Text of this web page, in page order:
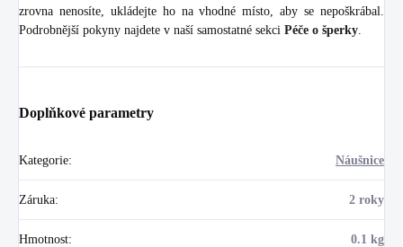
zrovna nenosíte, ukládejte ho na vhodné místo, aby se nepoškrábal.
Podrobnější pokyny najdete v naší samostatné sekci Péče o šperky
Doplňkové parametry
Kategorie: Náušnice
Záruka: 2 roky
Hmotnost: 0.1 kg